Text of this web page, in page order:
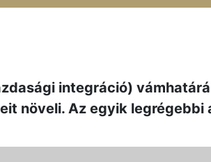
integráció)
növeli. Az egyik legrégebbi